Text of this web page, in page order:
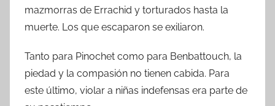
mazmorras de Errachid y torturados hasta la
muerte. Los que escaparon se exiliaron.
Tanto para Pinochet como para Benbattouch, la
piedad y la compasión no tienen cabida. Para
este último, violar a niñas indefensas era parte de